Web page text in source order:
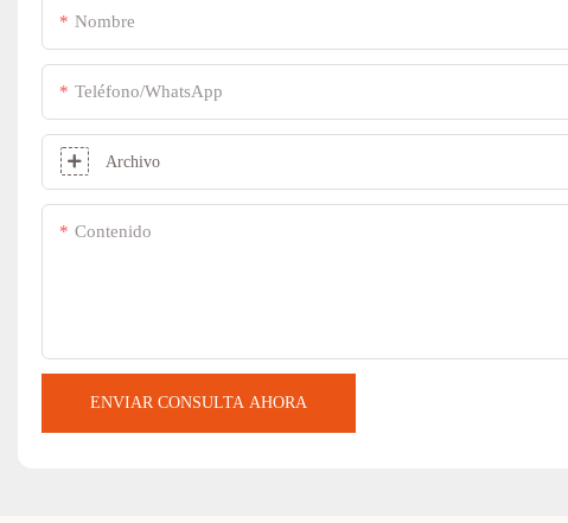
Nombre
Teléfono/WhatsApp
Archivo
Contenido
ENVIAR CONSULTA AHORA